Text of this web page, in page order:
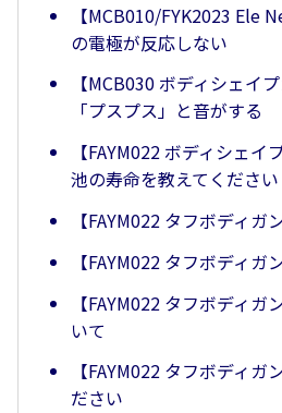
【MCB010/FYK2023 Ele
の電極が反応しない
【MCB030 ボディシェイ
「プスプス」と音がする
【FAYM022 ボディシェ
池の寿命を教えてください
【FAYM022 タフボディ
【FAYM022 タフボディ
【FAYM022 タフボディ
いて
【FAYM022 タフボディガ
ださい